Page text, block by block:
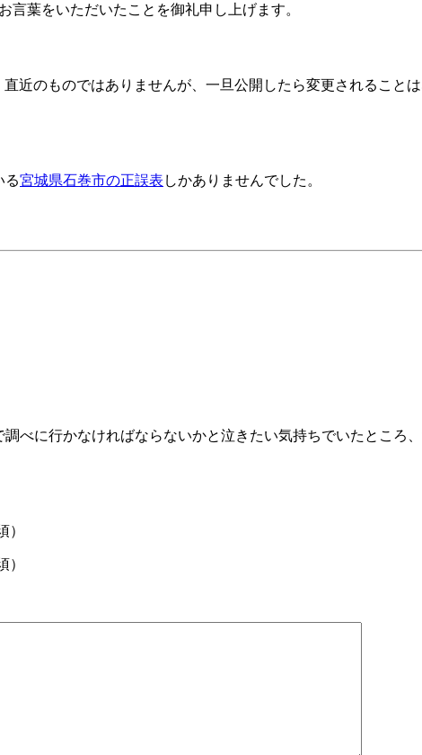
葉をいただいたことを御礼申し上げます。
近のものではありませんが、一旦公開したら変更されることは
る宮城県石巻市の正誤表 しかありませんでした。
べに行かなければならないかと泣きたい気持ちでいたところ
）
）